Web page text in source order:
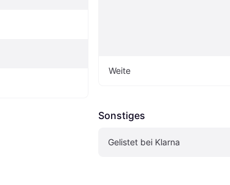
Weite
Sonstiges
Gelistet bei Klarna